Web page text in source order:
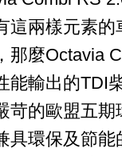
這兩樣元素
那麼Octavia
能輸出的TDI
苛的歐盟五
具環保及節